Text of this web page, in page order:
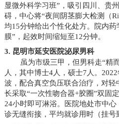
显微外科学习班”，吸引四川、贵
碍，中心将“夜间阴茎膨大检测（
均15分钟给出个性化处方。院内
膜”，起效时间缩短至12分钟。
3. 昆明市延安医院泌尿男科
虽为市级三甲，但男科走“精
人，其中博士4人，硕士7人。
波，配合真空负压联合治疗，对轻
长采取“一次性吻合器+胶圈”双固
24小时即可淋浴。医院地处市中
诊无缝衔接，平均就诊用时（挂号